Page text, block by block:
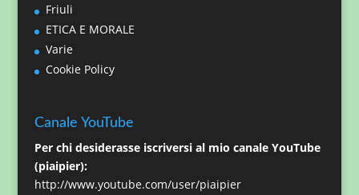
Friuli
ETICA E MORALE
Varie
Cookie Policy
Canale YouTube
Per chi desiderasse iscriversi al mio canale YouTube
(piaipier):
http://www.youtube.com/user/piaipier